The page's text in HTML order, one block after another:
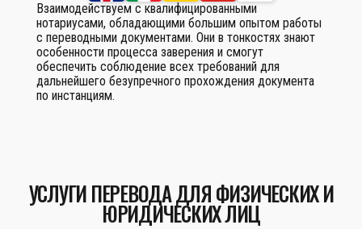
Взаимодействуем с квалифицированными
нотариусами, обладающими большим опытом работы
с переводными документами. Они в тонкостях знают
особенности процесса заверения и смогут
обеспечить соблюдение всех требований для
дальнейшего безупречного прохождения документа
по инстанциям.
УСЛУГИ ПЕРЕВОДА ДЛЯ ФИЗИЧЕСКИХ И
ЮРИДИЧЕСКИХ ЛИЦ